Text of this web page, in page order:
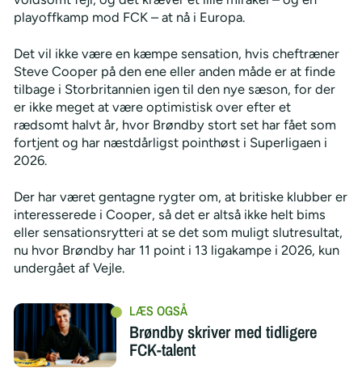
playoffkamp mod FCK – at nå i Europa.
Det vil ikke være en kæmpe sensation, hvis cheftræner
Steve Cooper på den ene eller anden måde er at finde
tilbage i Storbritannien igen til den nye sæson, for der
er ikke meget at være optimistisk over efter et
rædsomt halvt år, hvor Brøndby stort set har fået som
fortjent og har næstdårligst pointhøst i Superligaen i
2026.
Der har været gentagne rygter om, at britiske klubber er
interesserede i Cooper, så det er altså ikke helt bims
eller sensationsrytteri at se det som muligt slutresultat,
nu hvor Brøndby har 11 point i 13 ligakampe i 2026, kun
undergået af Vejle.
Brøndby skriver med tidligere
FCK-talent